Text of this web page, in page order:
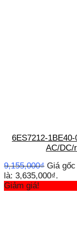
6ES7212-
AC/DC/
9,155,000₫ Giá
là: 3,635,000₫.
Giảm giá!